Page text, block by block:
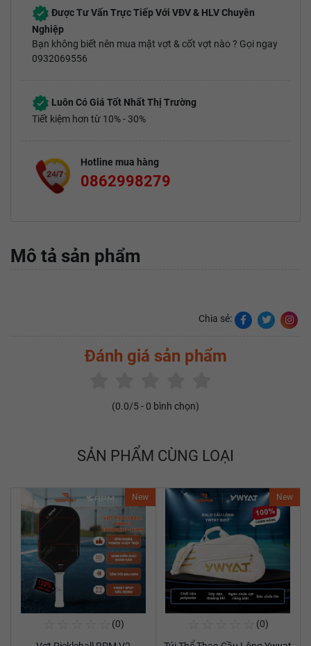
Được Tư Vấn Trực Tiếp Với VĐV & HLV Chuyên
Nghiệp
Bạn không biết nên mua mặt vợt & cốt vợt nào ? Gọi ngay
0932069556
Luôn Có Giá Tốt Nhất Thị Trường
Tiết kiệm hơn từ 10% - 30%
Hotline mua hàng
0862998279
Mô tả sản phẩm
Chia sẻ:
Đánh giá sản phẩm
(0.0/5 - 0 bình chọn)
SẢN PHẨM CÙNG LOẠI
New
(0)
New
(0)